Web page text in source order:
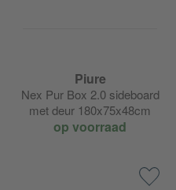
Piure
Nex Pur Box 2.0 sideboard
met deur 180x75x48cm
op voorraad